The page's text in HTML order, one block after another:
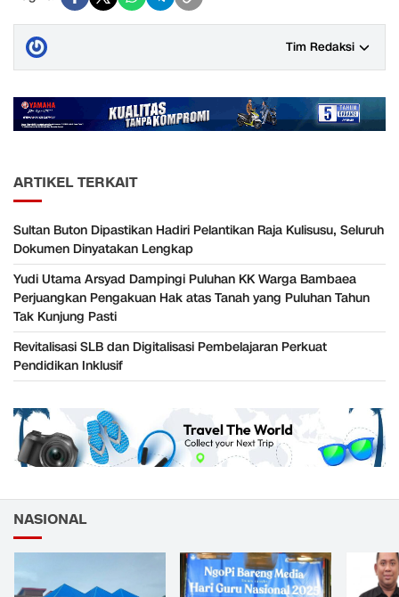
Tim Redaksi
ARTIKEL TERKAIT
Sultan Buton Dipastikan Hadiri Pelantikan Raja Kulisusu, Seluruh
Dokumen Dinyatakan Lengkap
Yudi Utama Arsyad Dampingi Puluhan KK Warga Bambaea
Perjuangkan Pengakuan Hak atas Tanah yang Puluhan Tahun
Tak Kunjung Pasti
Revitalisasi SLB dan Digitalisasi Pembelajaran Perkuat
Pendidikan Inklusif
NASIONAL